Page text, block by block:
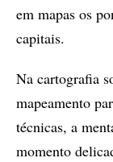
em mapas os
capitais.
Na cartografia
mapeamento
técnicas, a
momento